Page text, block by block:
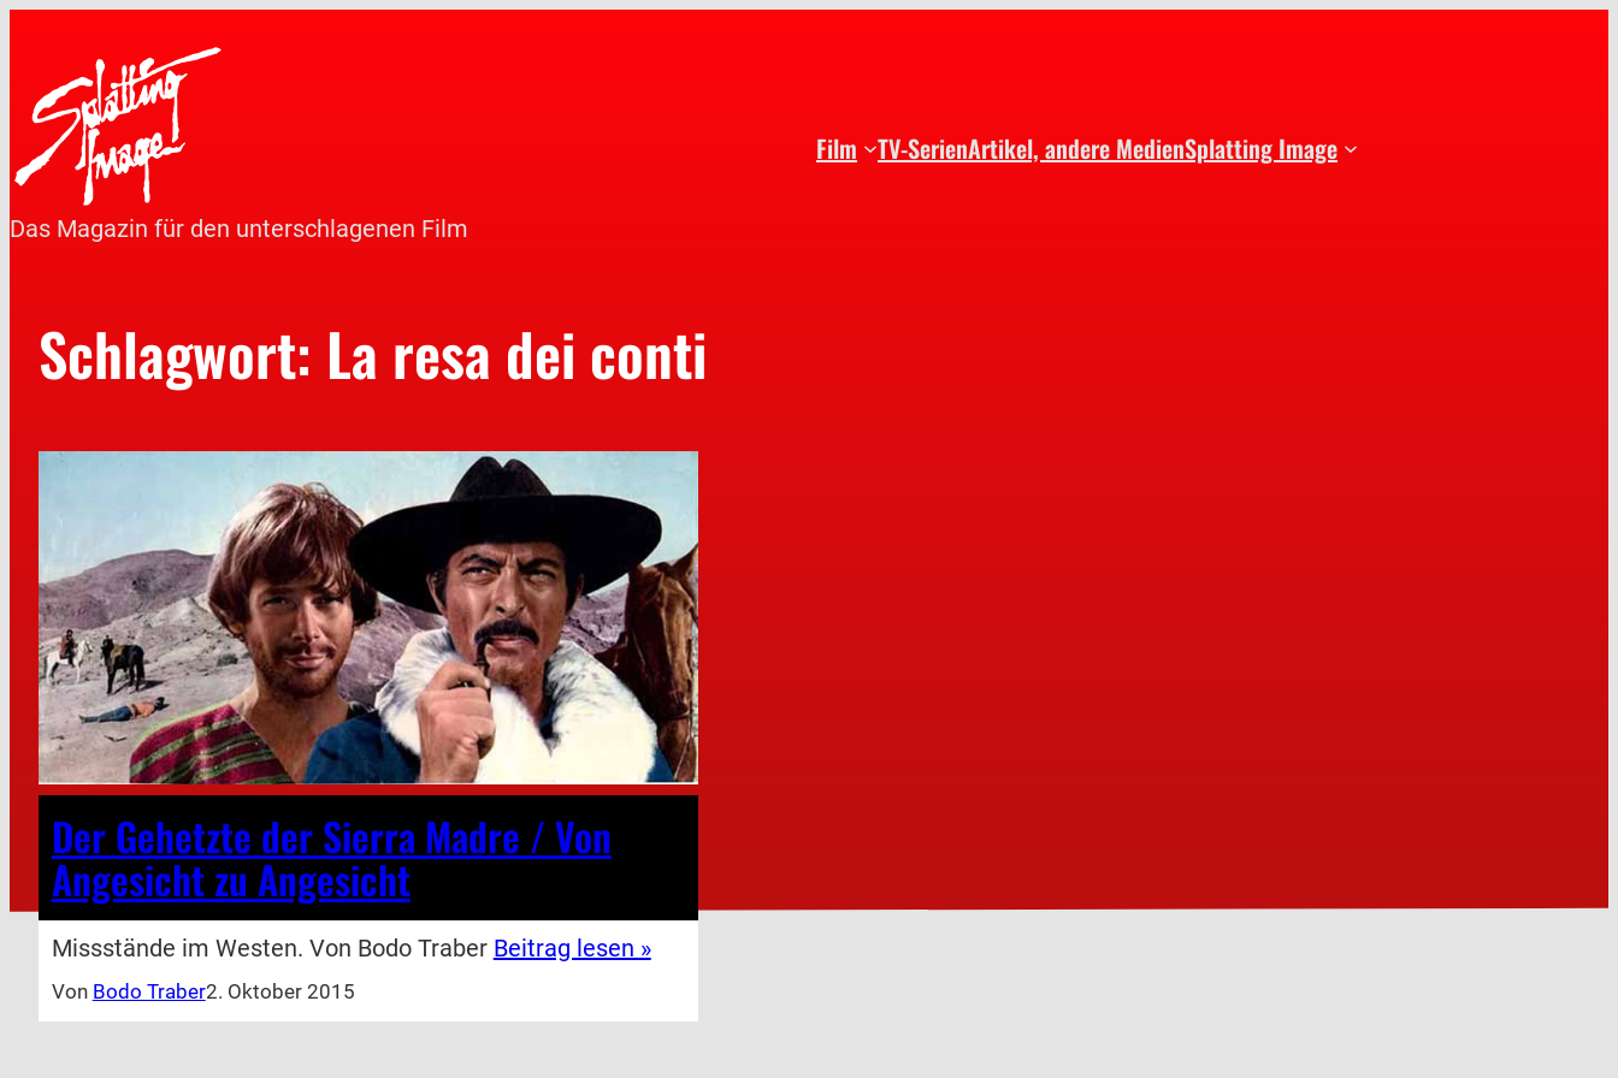
Das Magazin für den unterschlagenen Film
Film TV-SerienArtikel, andere MedienSplatting Image
Schlagwort: La resa dei conti
Der Gehetzte der Sierra Madre / Von
Angesicht zu Angesicht
Missstände im Westen. Von Bodo Traber Beitrag lesen »
Von Bodo Traber2. Oktober 2015